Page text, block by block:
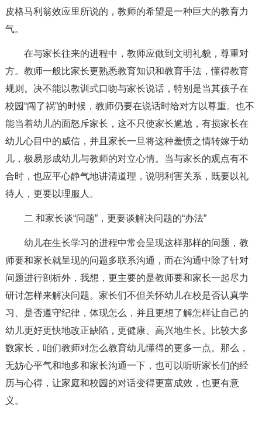
皮格马利翁效应里所说的，教师的希望是一种巨大的教育力
气。
在与家长往来的进程中，教师应做到文明礼貌，尊重对
方。教师一般比家长更熟悉教育知识和教育手法，懂得教育
规则。决不能以教训式口吻与家长说话，特别是当其孩子在
校园“闯了祸”的时候，教师仍要在说话时给对方以尊重。也不
能当着幼儿的面怒斥家长，这不只使家长尴尬，有损家长在
幼儿心目中的威信，并且家长一旦将这种羞愤之情转嫁于幼
儿，极易形成幼儿与教师的对立心情。当与家长的观点有不
合时，也应平心静气地讲清道理，说明利害关系，既要以礼
待人，更要以理服人。
二 和家长谈“问题”，更要谈解决问题的“办法”
幼儿在生长学习的进程中常会呈现这样那样的问题，教
师要和家长就呈现的问题多联系沟通，而在沟通中除了针对
问题进行剖析外，我想，更主要的是教师要和家长一起尽力
研讨怎样来解决问题。家长们不但关怀幼儿在校是否认真学
习、是否遵守纪律，体现怎么，并且更想了解怎样让自己的
幼儿更好更快地改正缺陷，更健康、高兴地生长。比较大多
数家长，咱们教师对怎么教育幼儿懂得的更多一点。那么，
无妨心平气和地多和家长沟通一下，也可以听听家长们的经
历与心得，让家庭和校园的对话变得更富成效，也更有意
义。